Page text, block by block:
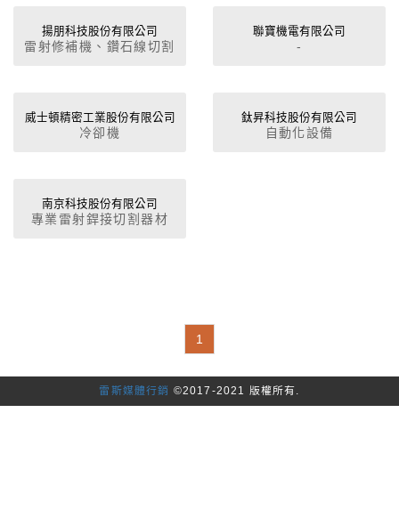
揚朋科技股份有限公司
雷射修補機、鑽石線切割
聯寶機電有限公司
-
威士頓精密工業股份有限公司
冷卻機
鈦昇科技股份有限公司
自動化設備
南京科技股份有限公司
專業雷射銲接切割器材
1
雷斯媒體行銷 ©2017-2021 版權所有.